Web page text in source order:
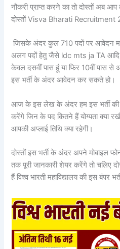
नौकरी प्राप्त करने का तो दोस्तों अब आप
दोस्तों Visva Bharati
जिसके अंदर कुल 710 पदों पर आवेदन
अलग पदों हेतु जैसे ldc mts ja TA आदि
केवल दसवीं पास हूं या फिर 10वीं पास से
इस भर्ती के अंदर आवेदन कर सकते हो।
आज के इस लेख के अंदर हम इस भर्ती की
करेंगे जिन के पद कितने हैं योग्यता क्या
आपकी अप्लाई तिथि क्या रहेगी।
दोस्तों इस भर्ती के अंदर अपने
तक पूरी जानकारी शेयर करेंगे तो चलिए
हैं विश्व भारती महाविद्यालय की इस बंपर